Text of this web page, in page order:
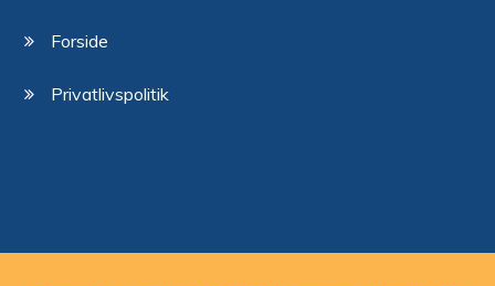
Forside
Privatlivspolitik